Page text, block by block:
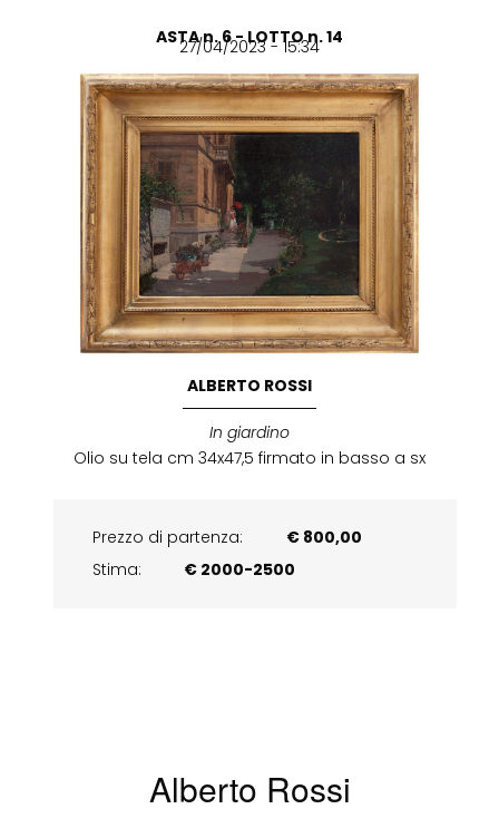
ASTA n. 6 - LOTTO n. 14
27/04/2023 - 15:34
ALBERTO ROSSI
In giardino
Olio su tela cm 34x47,5 firmato in basso a sx
Prezzo di partenza:
€ 800,00
Stima:
€ 2000-2500
Alberto Rossi